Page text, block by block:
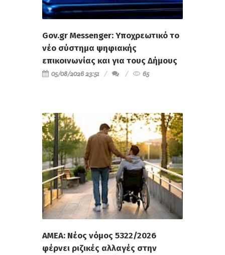
Gov.gr Messenger: Υποχρεωτικό το
νέο σύστημα ψηφιακής
επικοινωνίας και για τους Δήμους
05/08/2026 23:51 65
ΑΜΕΑ: Νέος νόμος 5322/2026
φέρνει ριζικές αλλαγές στην